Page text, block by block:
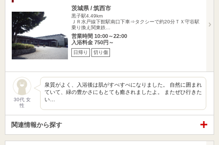
茨城県 / 筑西市
黒子駅4.49km
ＪＲ水戸線下館駅南口下車⇒タクシーで約20分ＴＸ守谷駅
乗り換え関東鉄…
営業時間 10:00～22:00
入浴料金 750円～
日帰り 切り傷
30代 女
性
泉質がよく、入浴後は肌がすべすべになりました。 自然に囲まれ
ていて、緑の豊かさにもとても癒されましたよ。 またぜひ行きた
い…
関連情報から探す